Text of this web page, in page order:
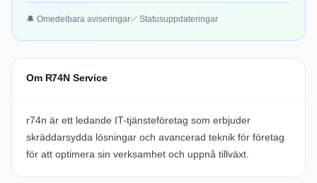
🔔 Omedelbara aviseringar✅ Statusuppdateringar
Om R74N Service
r74n är ett ledande IT-tjänsteföretag som erbjuder
skräddarsydda lösningar och avancerad teknik för företag
för att optimera sin verksamhet och uppnå tillväxt.